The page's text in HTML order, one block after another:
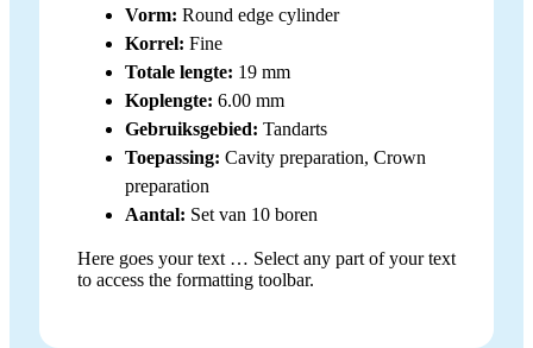
Vorm: Round edge cylinder
Korrel: Fine
Totale lengte: 19 mm
Koplengte: 6.00 mm
Gebruiksgebied: Tandarts
Toepassing: Cavity preparation, Crown
preparation
Aantal: Set van 10 boren
Here goes your text … Select any part of your text
to access the formatting toolbar.